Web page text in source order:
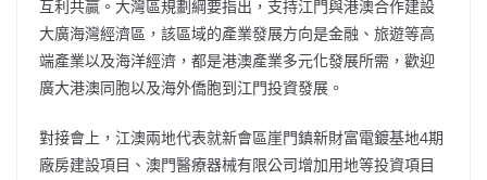
互利共贏。大灣區規劃綱要指出，支持江門與港澳合作建設
大廣海灣經濟區，該區域的產業發展方向是金融、旅遊等高
端產業以及海洋經濟，都是港澳產業多元化發展所需，歡迎
廣大港澳同胞以及海外僑胞到江門投資發展。
對接會上，江澳兩地代表就新會區崖門鎮新財富電鍍基地4期
廠房建設項目、澳門醫療器械有限公司增加用地等投資項目